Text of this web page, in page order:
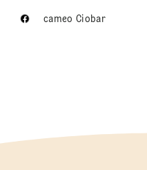
cameo Ciobar